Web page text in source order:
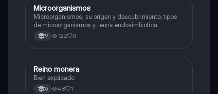
Biologia
Microorganismos
Microorganismos, su origen y descubrimiento, tipos
de microorganismos y teoría endosimbiotica
9 122 0
Biologia
Reino monera
Bien explicado
6 48 1